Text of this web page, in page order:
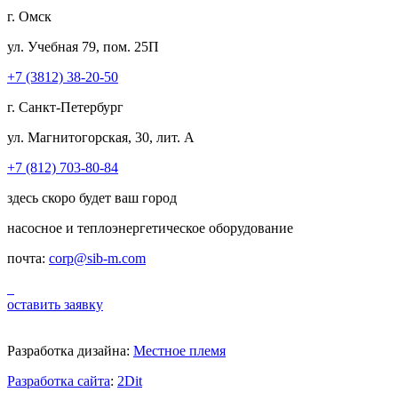
г. Омск
ул. Учебная 79, пом. 25П
+7 (3812) 38-20-50
г. Санкт-Петербург
ул. Магнитогорская, 30, лит. А
+7 (812) 703-80-84
здесь скоро будет ваш город
насосное и теплоэнергетическое оборудование
почта: corp@sib-m.com
оставить заявку
Разработка дизайна: Местное племя
Разработка сайта: 2Dit